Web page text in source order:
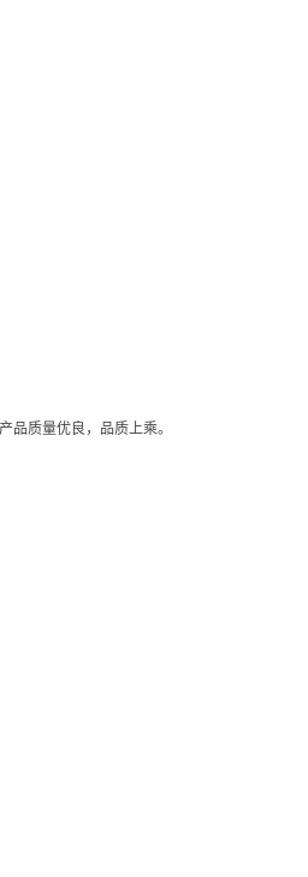
品质量优良，品质上乘。